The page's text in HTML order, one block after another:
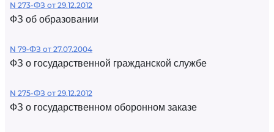
N 273-ФЗ от 29.12.2012
ФЗ об образовании
N 79-ФЗ от 27.07.2004
ФЗ о государственной гражданской службе
N 275-ФЗ от 29.12.2012
ФЗ о государственном оборонном заказе